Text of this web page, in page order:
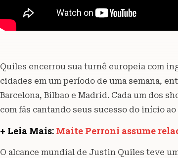
Quiles encerrou sua turnê europeia com
cidades em um período de uma semana,
Barcelona, Bilbao e Madrid. Cada um dos
com fãs cantando seus sucesso do início
+ Leia Mais: Maite Perroni assume
O alcance mundial de Justin Quiles teve